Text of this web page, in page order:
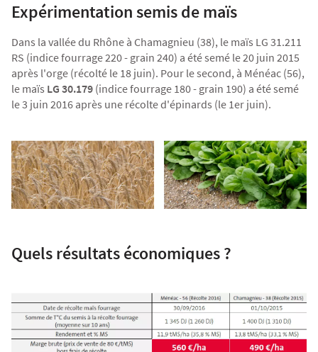
Expérimentation semis de maïs
Dans la vallée du Rhône à Chamagnieu (38), le maïs LG 31.211
RS (indice fourrage 220 - grain 240) a été semé le 20 juin 2015
après l'orge (récolté le 18 juin). Pour le second, à Ménéac (56),
le maïs LG 30.179 (indice fourrage 180 - grain 190) a été semé
le 3 juin 2016 après une récolte d'épinards (le 1er juin).
Quels résultats économiques ?
Agriculture Bio